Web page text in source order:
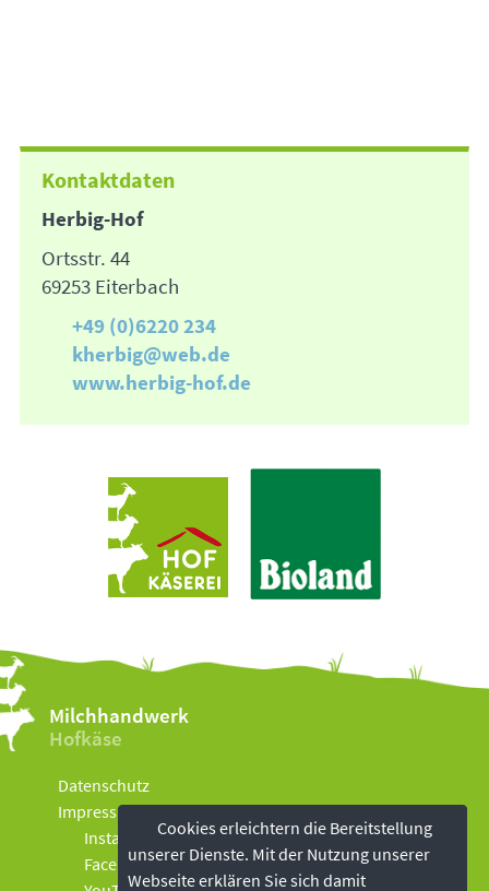
Kontaktdaten
Herbig-Hof
Ortsstr. 44
69253 Eiterbach
+49 (0)6220 234
kherbig@web.de
www.herbig-hof.de
Cookies erleichtern die Bereitstellung
unserer Dienste. Mit der Nutzung unserer
Webseite erklären Sie sich damit
Milchhandwerk
Hofkäse
Datenschutz
Impressum
Instagram
Facebook